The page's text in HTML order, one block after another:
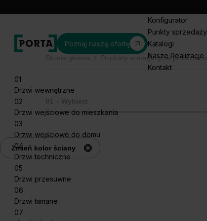
Poznaj naszą ofertę
Konfigurator
Punkty sprzedaży
Katalogi
Nasze Realizacje
Kontakt
01
Drzwi wewnętrzne
02
Drzwi wejściowe do mieszkania
03
Drzwi wejściowe do domu
04
Drzwi techniczne
05
Drzwi przesuwne
06
Drzwi łamane
07
Produkty w magazynie producenta
Zmień kolor ściany